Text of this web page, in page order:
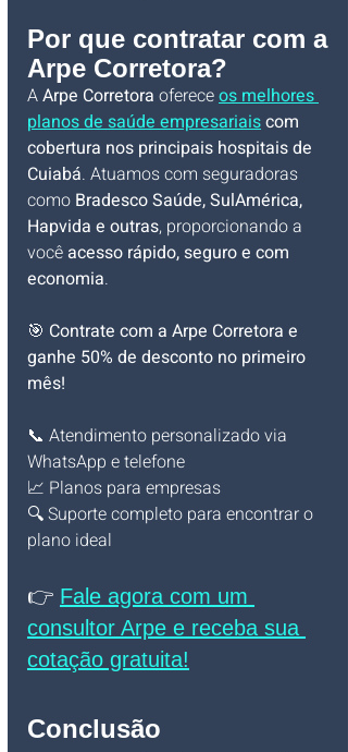
Por que contratar com a
Arpe Corretora?
A Arpe Corretora oferece os melhores
planos de saúde empresariais com
cobertura nos principais hospitais de
Cuiabá. Atuamos com seguradoras
como Bradesco Saúde, SulAmérica,
Hapvida e outras, proporcionando a
você acesso rápido, seguro e com
economia.
🎯 Contrate com a Arpe Corretora e
ganhe 50% de desconto no primeiro
mês!
📞 Atendimento personalizado via
WhatsApp e telefone
📈 Planos para empresas
🔍 Suporte completo para encontrar o
plano ideal
👉 Fale agora com um
consultor Arpe e receba sua
cotação gratuita!
Conclusão